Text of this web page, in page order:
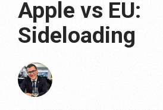
Apple vs EU:
Sideloading